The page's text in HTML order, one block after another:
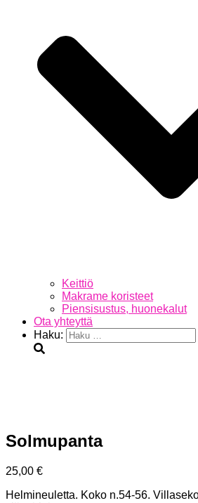
Keittiö
Makrame koristeet
Piensisustus, huonekalut
Ota yhteyttä
Haku:
Solmupanta
25,00 €
Helmineuletta. Koko n.54-56.